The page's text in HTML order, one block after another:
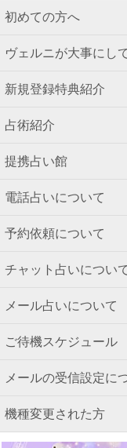
初めての方へ
ヴェルニが大事にし
新規登録特典紹介
占術紹介
提携占い館
電話占いについて
予約依頼について
チャット占いについ
メール占いについて
ご待機スケジュール
メールの受信設定に
機種変更された方